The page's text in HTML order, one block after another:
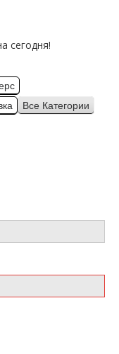
сегодня!
Все Категории